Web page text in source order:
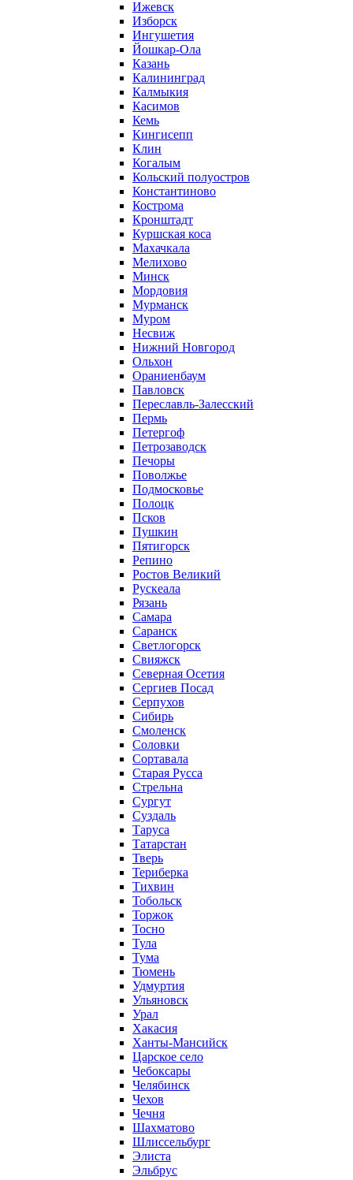
Ижевск
Изборск
Ингушетия
Йошкар-Ола
Казань
Калининград
Калмыкия
Касимов
Кемь
Кингисепп
Клин
Когалым
Кольский полуостров
Константиново
Кострома
Кронштадт
Куршская коса
Махачкала
Мелихово
Минск
Мордовия
Мурманск
Муром
Несвиж
Нижний Новгород
Ольхон
Ораниенбаум
Павловск
Переславль-Залесский
Пермь
Петергоф
Петрозаводск
Печоры
Поволжье
Подмосковье
Полоцк
Псков
Пушкин
Пятигорск
Репино
Ростов Великий
Рускеала
Рязань
Самара
Саранск
Светлогорск
Свияжск
Северная Осетия
Сергиев Посад
Серпухов
Сибирь
Смоленск
Соловки
Сортавала
Старая Русса
Стрельна
Сургут
Суздаль
Таруса
Татарстан
Тверь
Териберка
Тихвин
Тобольск
Торжок
Тосно
Тула
Тума
Тюмень
Удмуртия
Ульяновск
Урал
Хакасия
Ханты-Мансийск
Царское село
Чебоксары
Челябинск
Чехов
Чечня
Шахматово
Шлиссельбург
Элиста
Эльбрус